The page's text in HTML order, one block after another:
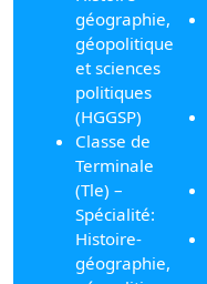
géographie,
géopolitique
et sciences
politiques
(HGGSP)
Classe de
Terminale
(Tle) –
Spécialité:
Histoire-
géographie,